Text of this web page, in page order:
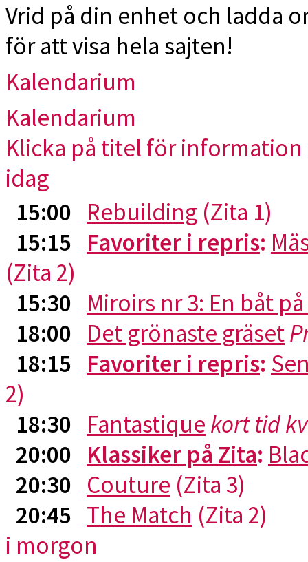
Vrid på din enhet och ladda
för att visa hela sajten!
Kalendarium
Kalendarium
Klicka på titel för
idag
15:00 Rebuilding (Zita 1)
15:15 Favoriter i repris:
(Zita 2)
15:30 Miroirs nr 3: En båt
18:00 Det grönaste gräset
18:15 Favoriter i repris:
2)
18:30 Fantastique kort tid
20:00 Klassiker på Zita:
20:30 Couture (Zita 3)
20:45 The Match (Zita 2)
i morgon